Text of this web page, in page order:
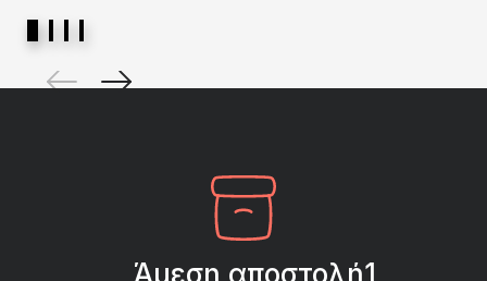
Άμεση αποστολή1